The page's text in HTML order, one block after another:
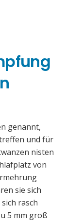
genannt,
und für
nisten
von
sie sich
rasch
5 mm groß